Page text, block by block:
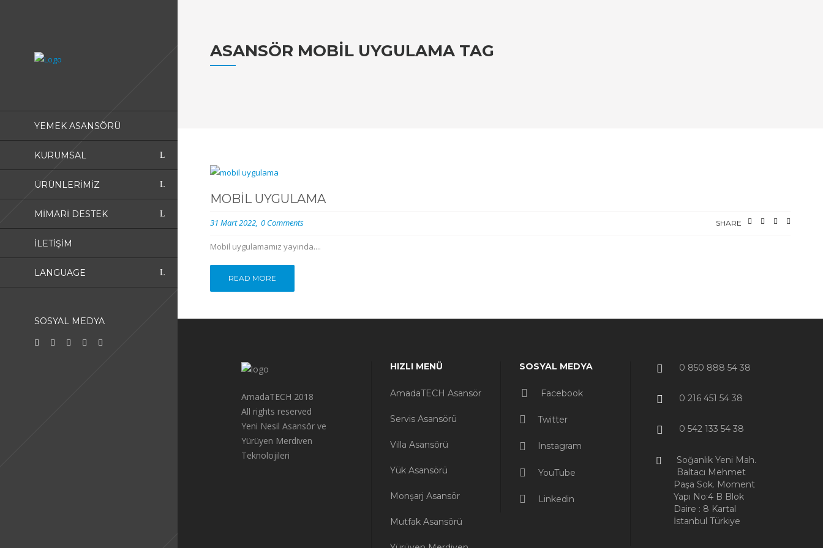
YEMEK ASANSÖRÜ
KURUMSAL
ÜRÜNLERIMIZ
MIMARI DESTEK
İLETIŞIM
LANGUAGE
SOSYAL MEDYA
ASANSÖR MOBIL UYGULAMA TAG
MOBIL UYGULAMA
31 Mart 2022 0 Comments SHARE
Mobil uygulamamız yayında....
READ MORE
AmadaTECH 2018
All rights reserved
Yeni Nesil Asansör ve
Yürüyen Merdiven
Teknolojileri
HIZLI MENÜ
AmadaTECH Asansör
Servis Asansörü
Villa Asansörü
Yük Asansörü
Monşarj Asansör
Mutfak Asansörü
SOSYAL MEDYA
Facebook
Twitter
Instagram
YouTube
Linkedin
0 850 888 54 38
0 216 451 54 38
0 542 133 54 38
Soğanlık Yeni Mah.
Baltacı Mehmet
Paşa Sok. Moment
Yapı No:4 B Blok
Daire : 8 Kartal
İstanbul Türkiye